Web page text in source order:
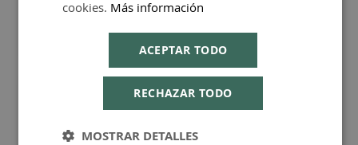
6,65 €
cookies. Más información
ACEPTAR TODO
RECHAZAR TODO
MOSTRAR DETALLES